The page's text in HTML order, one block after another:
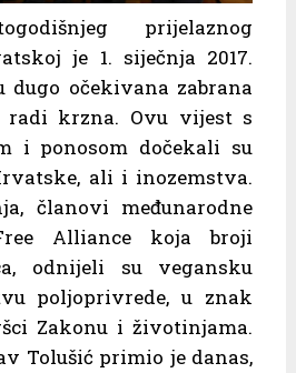
prijelaznog
je 1. siječnja 2017.
dugo očekivana zabrana
radi krzna. Ovu vijest s
i ponosom dočekali su
ali i inozemstva.
članovi međunarodne
Alliance koja broji
odnijeli su vegansku
poljoprivrede, u znak
Zakonu i životinjama.
Tolušić primio je danas,